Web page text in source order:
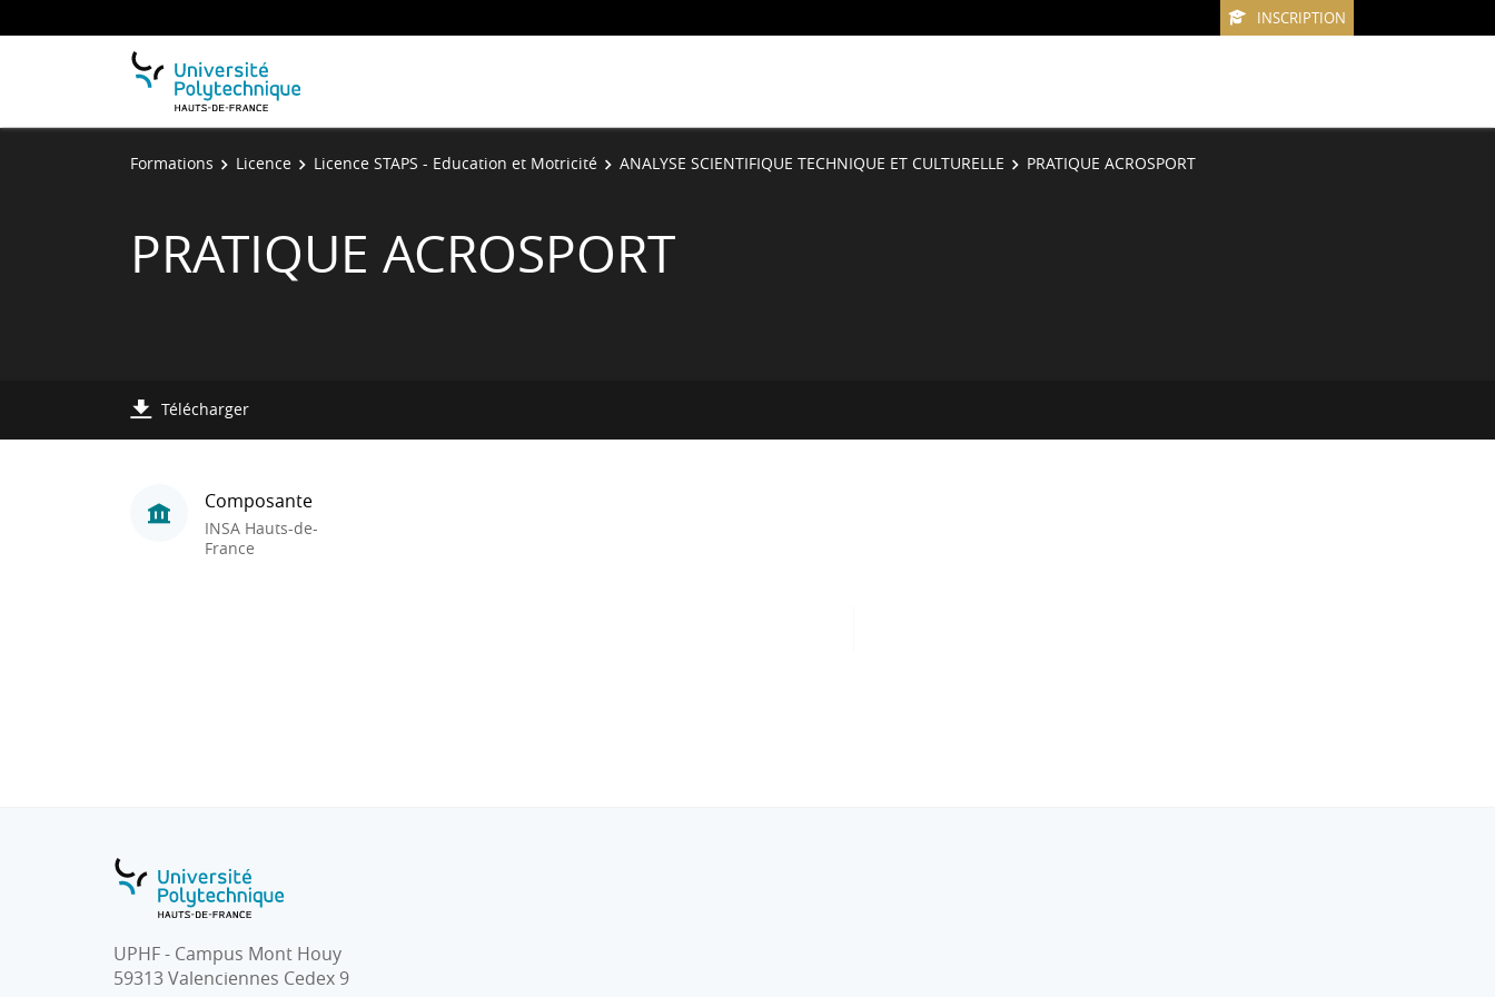
INSCRIPTION
Formations Licence Licence STAPS - Education et Motricité ANALYSE SCIENTIFIQUE TECHNIQUE ET CULTURELLE PRATIQUE ACROSPORT
PRATIQUE ACROSPORT
Télécharger
Composante
INSA Hauts-de-
France
UPHF - Campus Mont Houy
59313 Valenciennes Cedex 9